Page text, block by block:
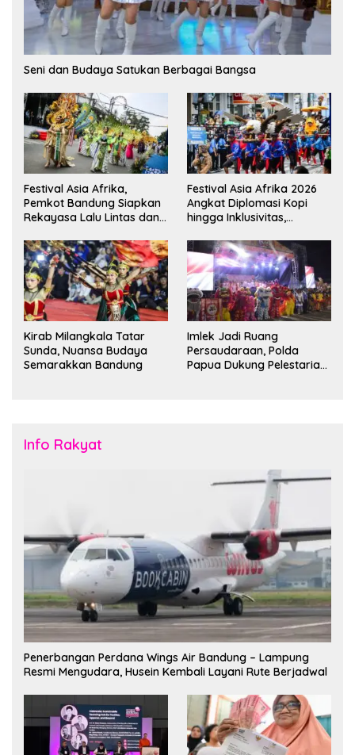
Seni dan Budaya Satukan Berbagai Bangsa
Festival Asia Afrika,
Pemkot Bandung Siapkan
Rekayasa Lalu Lintas dan
Festival Asia Afrika 2026
Angkat Diplomasi Kopi
hingga Inklusivitas,
Duta Besar
Kirab Milangkala Tatar
Sunda, Nuansa Budaya
Semarakkan Bandung
Imlek Jadi Ruang
Persaudaraan, Polda
Papua Dukung Pelestarian
Info Rakyat
Penerbangan Perdana Wings Air Bandung – Lampung
Resmi Mengudara, Husein Kembali Layani Rute Berjadwal